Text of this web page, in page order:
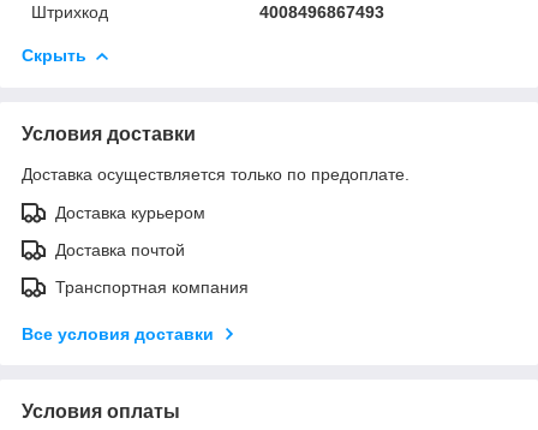
Штрихкод
4008496867493
Скрыть
Условия доставки
Доставка осуществляется только по предоплате.
Доставка курьером
Доставка почтой
Транспортная компания
Все условия доставки
Условия оплаты